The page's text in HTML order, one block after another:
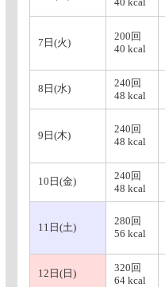
40 kcal
7日(火)
200回
40 kcal
8日(水)
240回
48 kcal
9日(木)
240回
48 kcal
10日(金)
240回
48 kcal
11日(土)
280回
56 kcal
12日(日)
320回
64 kcal